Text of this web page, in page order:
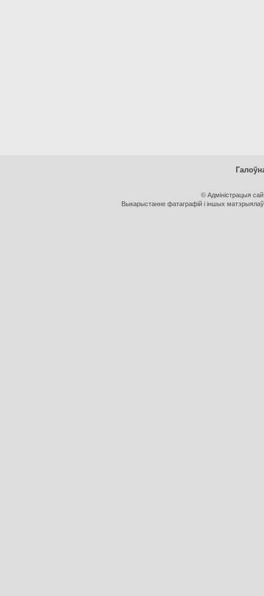
© Адміністрацыя
Выкарыстанне фатаграфій і іншых